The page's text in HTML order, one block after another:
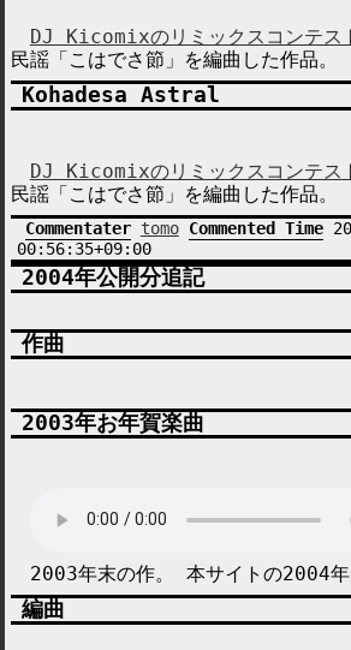
DJ Kicomixのリミックスコンテス
民謡「こはでさ節」を編曲した作品。
Kohadesa Astral
DJ Kicomixのリミックスコンテス
民謡「こはでさ節」を編曲した作品。
Commentater tomo Commented Time
00:56:35+09:00
2004年公開分追記
作曲
2003年お年賀楽曲
2003年末の作。 本サイトの2004年
編曲